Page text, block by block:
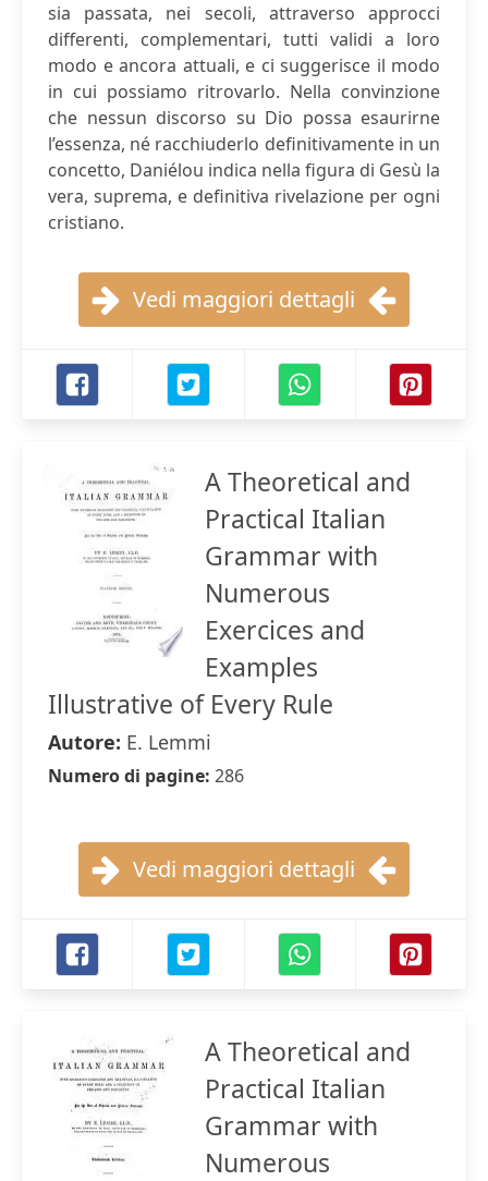
sia passata, nei secoli, attraverso approcci
differenti, complementari, tutti validi a loro
modo e ancora attuali, e ci suggerisce il modo
in cui possiamo ritrovarlo. Nella convinzione
che nessun discorso su Dio possa esaurirne
l’essenza, né racchiuderlo definitivamente in un
concetto, Daniélou indica nella figura di Gesù la
vera, suprema, e definitiva rivelazione per ogni
cristiano.
Vedi maggiori dettagli
A Theoretical and
Practical Italian
Grammar with
Numerous
Exercices and
Examples
Illustrative of Every Rule
Autore: E. Lemmi
Numero di pagine: 286
Vedi maggiori dettagli
A Theoretical and
Practical Italian
Grammar with
Numerous